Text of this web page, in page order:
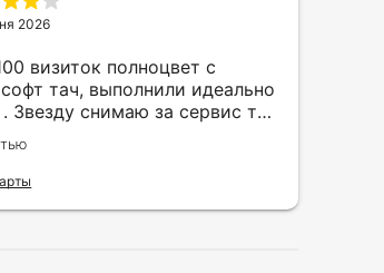
2026
визиток полноцвет с
тач, выполнили идеально
Звезду снимаю за сервис так
день приехал за 30 мин до
месте никого не было.